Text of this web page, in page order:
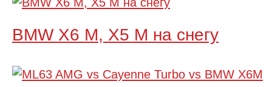
BMW X6 M, X5 M на снегу